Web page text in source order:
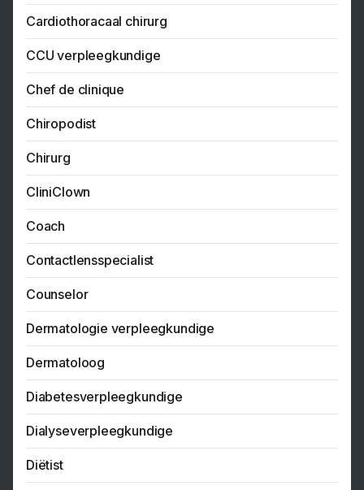
Cardiothoracaal chirurg
CCU verpleegkundige
Chef de clinique
Chiropodist
Chirurg
CliniClown
Coach
Contactlensspecialist
Counselor
Dermatologie verpleegkundige
Dermatoloog
Diabetesverpleegkundige
Dialyseverpleegkundige
Diëtist